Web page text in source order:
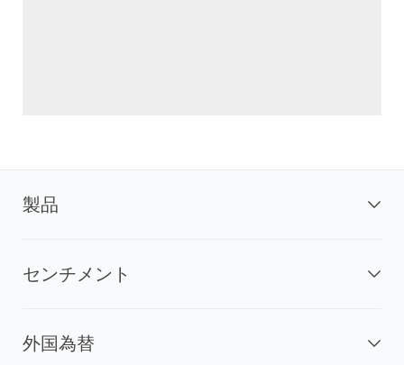
製品
センチメント
外国為替